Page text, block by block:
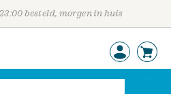
besteld, morgen in huis